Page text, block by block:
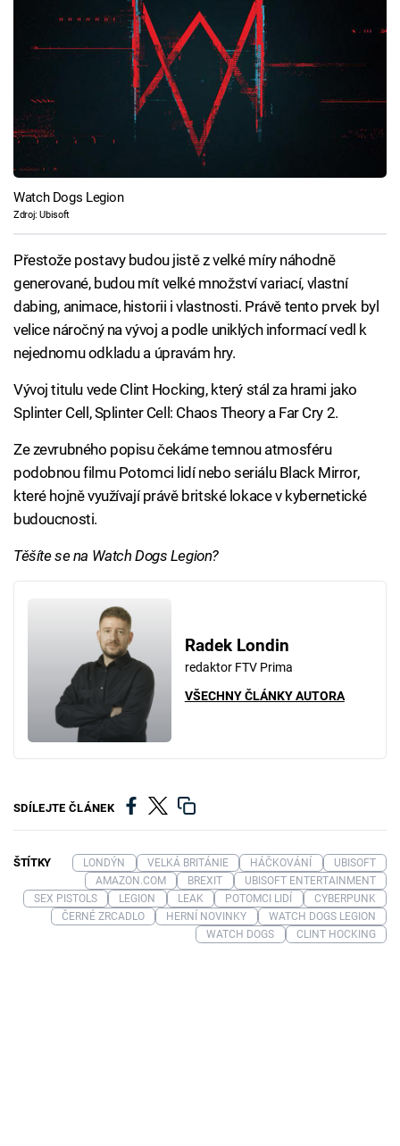
Watch Dogs Legion
Zdroj: Ubisoft
Přestože postavy budou jistě z velké míry náhodně
generované, budou mít velké množství variací, vlastní
dabing, animace, historii i vlastnosti. Právě tento prvek byl
velice náročný na vývoj a podle uniklých informací vedl k
nejednomu odkladu a úpravám hry.
Vývoj titulu vede Clint Hocking, který stál za hrami jako
Splinter Cell, Splinter Cell: Chaos Theory a Far Cry 2.
Ze zevrubného popisu čekáme temnou atmosféru
podobnou filmu Potomci lidí nebo seriálu Black Mirror,
které hojně využívají právě britské lokace v kybernetické
budoucnosti.
Těšíte se na Watch Dogs Legion?
Radek Londin
redaktor FTV Prima
VŠECHNY ČLÁNKY AUTORA
SDÍLEJTE ČLÁNEK
ŠTÍTKY LONDÝN VELKÁ BRITÁNIE HÁČKOVÁNÍ
UBISOFT
AMAZON.COM
BREXIT
UBISOFT ENTERTAINMENT
SEX PISTOLS
LEGION LEAK POTOMCI LIDÍ
CYBERPUNK
ČERNÉ ZRCADLO
HERNÍ NOVINKY
WATCH DOGS LEGION
WATCH DOGS
CLINT HOCKING